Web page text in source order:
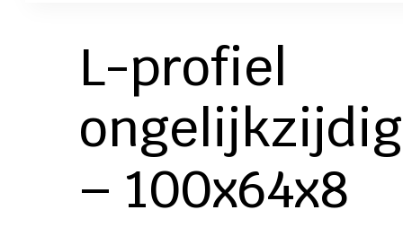
L-profiel
ongelijkzijdig
– 100x64x8